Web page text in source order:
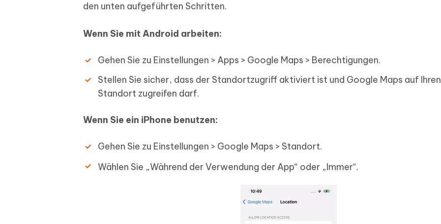
den unten aufgeführten Schritten.
Wenn Sie mit Android arbeiten:
Gehen Sie zu Einstellungen > Apps > Google Maps > Berechtigungen.
Stellen Sie sicher, dass der Standortzugriff aktiviert ist und Google Maps auf Ihren
Standort zugreifen darf.
Wenn Sie ein iPhone benutzen:
Gehen Sie zu Einstellungen > Google Maps > Standort.
Wählen Sie „Während der Verwendung der App“ oder „Immer“.